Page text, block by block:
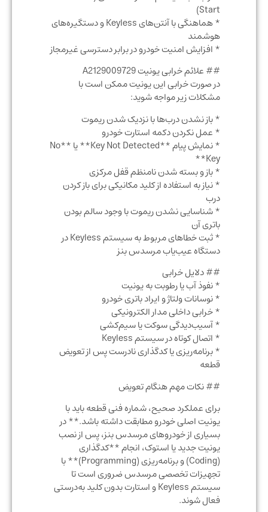
* هماهنگی با آنتن‌های Keyless و دستگیره‌های
هوشمند
* افزایش امنیت خودرو در برابر دسترسی غیرمجاز
## علائم خرابی یونیت A2129009729
در صورت خرابی این یونیت ممکن است با
مشکلات زیر مواجه شوید:
* باز نشدن درب‌ها با نزدیک شدن ریموت
* عمل نکردن دکمه استارت خودرو
* نمایش پیام **Key Not Detected** یا **No
* باز و بسته شدن نامنظم قفل مرکزی
* نیاز به استفاده از کلید مکانیکی برای باز کردن
* شناسایی نشدن ریموت با وجود سالم بودن
باتری آن
* ثبت خطاهای مربوط به سیستم Keyless در
دستگاه عیب‌یاب مرسدس بنز
## دلایل خرابی
* نفوذ آب یا رطوبت به یونیت
* نوسانات ولتاژ و ایراد باتری خودرو
* خرابی داخلی مدار الکترونیکی
* آسیب‌دیدگی سوکت یا سیم‌کشی
* اتصال کوتاه در سیستم Keyless
* برنامه‌ریزی یا کدگذاری نادرست پس از تعویض
## نکات مهم هنگام تعویض
برای عملکرد صحیح، شماره فنی قطعه باید با
یونیت اصلی خودرو مطابقت داشته باشد.** در
بسیاری از خودروهای مرسدس بنز، پس از نصب
یونیت جدید یا استوک، انجام **کدگذاری
(Coding) و برنامه‌ریزی (Programming)** با
تجهیزات تخصصی مرسدس ضروری است تا
سیستم Keyless و استارت بدون کلید به‌درستی
فعال شوند.